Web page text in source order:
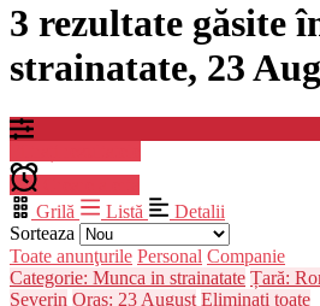
3 rezultate găsite
strainatate, 23
Grilă
Listă
Detalii
Sorteaza
Toate anunţurile Personal Companie
Categorie: Munca in strainatate Țară:
Severin Oraș: 23 August Eliminați toate